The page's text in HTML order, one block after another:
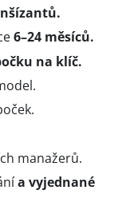
6–24 měsíců.
na klíč.
manažerů.
a vyjednané